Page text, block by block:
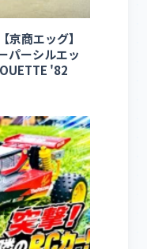
商エッグ】
パーシルエッ
'82